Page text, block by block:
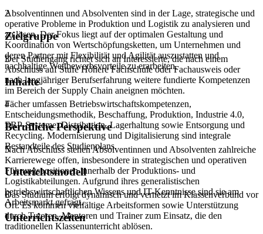
Absolventinnen und Absolventen sind in der Lage, strategische und
operative Probleme in Produktion und Logistik zu analysieren und
zu lösen. Der Fokus liegt auf der optimalen Gestaltung und
Koordination von Wertschöpfungsketten, um Unternehmen und
deren Partner mit Flexibilität und Agilität auszustatten und
nachhaltige Wettbewerbsvorteile zu erarbeiten.
2
Zielgruppe
Der Studiengang richtet sich an Interessierte, die nach einem
Abschluss auf Stufe Höhere Fachschule oder Fachausweis oder
nach langjähriger Berufserfahrung weitere fundierte Kompetenzen
im Bereich der Supply Chain aneignen möchten.
3
Inhalte
Fächer umfassen Betriebswirtschaftskompetenzen,
Entscheidungsmethodik, Beschaffung, Produktion, Industrie 4.0,
ERP-Systeme, Distribution, Lagerhaltung sowie Entsorgung und
Recycling. Modernisierung und Digitalisierung sind integrale
Bestandteile des Studienplans.
4
Berufliche Perspektive
Nach Abschluss stehen Absolventinnen und Absolventen zahlreiche
Karrierewege offen, insbesondere in strategischen und operativen
Führungspositionen innerhalb der Produktions- und
Logistikabteilungen. Aufgrund ihres generalistischen
betriebswirtschaftlichen Wissens und IT-Kenntnisse sind sie am
Arbeitsmarkt gefragt.
5
Unterichtsmodell
Das Studium erfolgt dynamisch und vernetzt im Klassenverbund vor
Ort. Es kommen vielfältige Arbeitsformen sowie Unterstützung
durch Tutoren, Mentoren und Trainer zum Einsatz, die den
traditionellen Klassenunterricht ablösen.
6
Unterrichtszeiten